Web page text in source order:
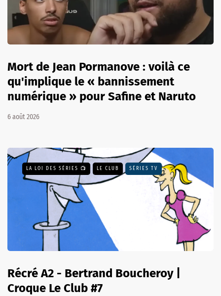
Mort de Jean Pormanove : voilà ce
qu'implique le « bannissement
numérique » pour Safine et Naruto
6 août 2026
LA LOI DES SÉRIES 📺 LE CLUB SÉRIES TV
Récré A2 - Bertrand Boucheroy |
Croque Le Club #7